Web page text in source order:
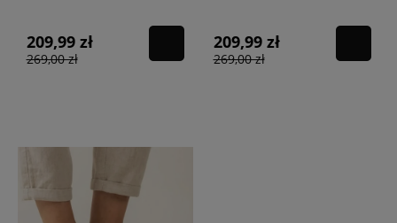
209,99 zł
269,00 zł
209,99 zł
269,00 zł